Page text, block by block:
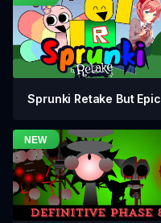
Sprunki Retake But Epic